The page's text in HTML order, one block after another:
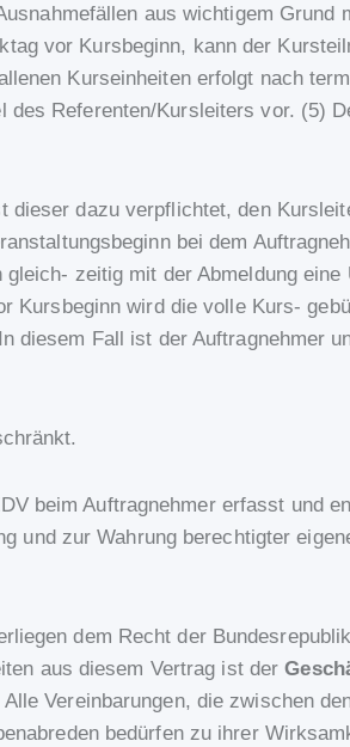
aus wichtigem Grund
vor Kursbeginn, kann der
Kurseinheiten erfolgt nach
Referenten/Kursleiters vor. (5)
dieser dazu verpflichtet, den
bei dem
zeitig mit der Abmeldung
wird die volle Kurs-
diesem Fall ist der Auftragnehmer
beim Auftragnehmer erfasst und
und zur Wahrung berechtigter
dem Recht der
aus diesem Vertrag ist der
Alle Vereinbarungen, die zwischen
bedürfen zu ihrer